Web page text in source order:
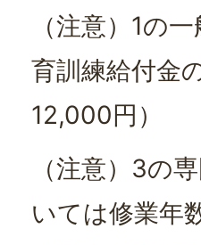
（注意）1の
育訓練給付金
12,000円）
（注意）3の
いては修業年